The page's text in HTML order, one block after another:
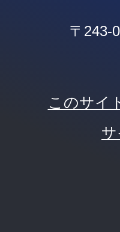
〒243-
このサイ